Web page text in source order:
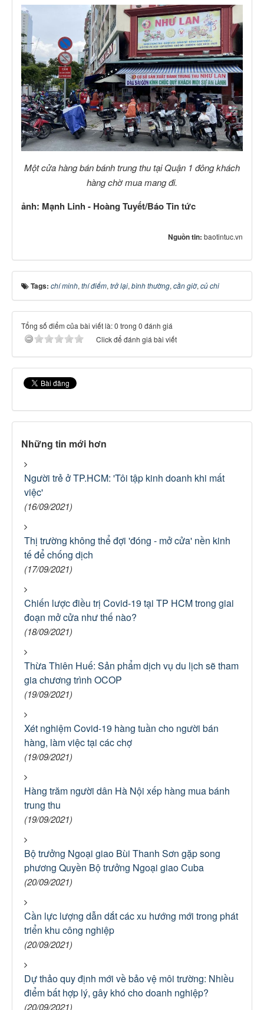
Một cửa hàng bán bánh trung thu tại Quận 1 đông khách
hàng chờ mua mang đi.
ảnh: Mạnh Linh - Hoàng Tuyết/Báo Tin tức
Nguồn tin: baotintuc.vn
Tags: chí minh, thí điểm, trở lại, bình thường, cần giờ, củ chi
Tổng số điểm của bài viết là: 0 trong 0 đánh giá
Click để đánh giá bài viết
Những tin mới hơn
Người trẻ ở TP.HCM: 'Tôi tập kinh doanh khi mất
việc'
(16/09/2021)
Thị trường không thể đợi 'đóng - mở cửa' nền kinh
tế để chống dịch
(17/09/2021)
Chiến lược điều trị Covid-19 tại TP HCM trong giai
đoạn mở cửa như thế nào?
(18/09/2021)
Thừa Thiên Huế: Sản phẩm dịch vụ du lịch sẽ tham
gia chương trình OCOP
(19/09/2021)
Xét nghiệm Covid-19 hàng tuần cho người bán
hàng, làm việc tại các chợ
(19/09/2021)
Hàng trăm người dân Hà Nội xếp hàng mua bánh
trung thu
(19/09/2021)
Bộ trưởng Ngoại giao Bùi Thanh Sơn gặp song
phương Quyền Bộ trưởng Ngoại giao Cuba
(20/09/2021)
Cần lực lượng dẫn dắt các xu hướng mới trong phát
triển khu công nghiệp
(20/09/2021)
Dự thảo quy định mới về bảo vệ môi trường: Nhiều
điểm bất hợp lý, gây khó cho doanh nghiệp?
(20/09/2021)